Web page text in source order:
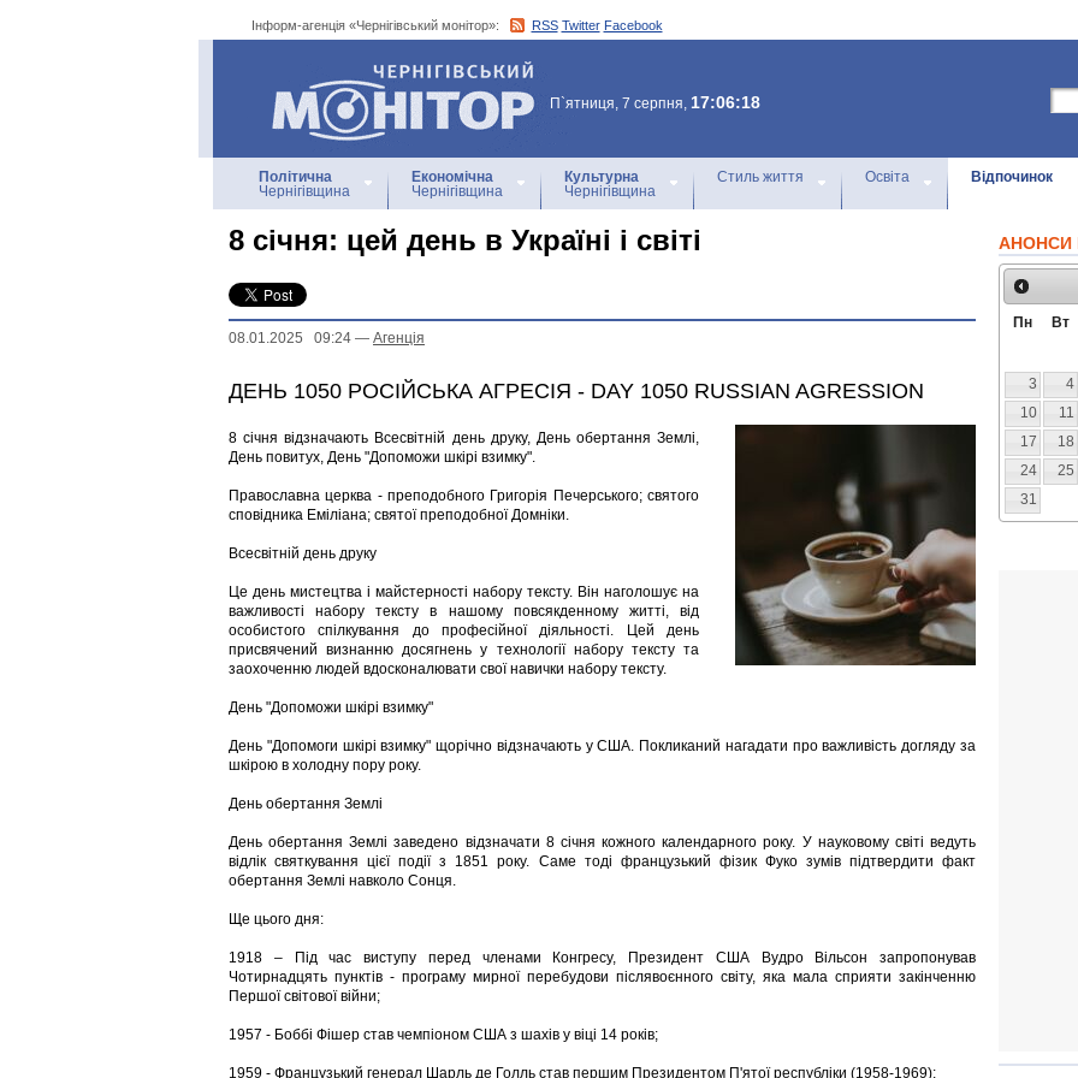
Інформ-агенція «Чернігівський монітор»: RSS Twitter Facebook
Інформ-агенція
«Чернігівський монітор»
П`ятниця, 7 серпня, 17:06:18
Політична
Чернігівщина
Економічна
Чернігівщина
Культурна
Чернігівщина
Стиль життя Освіта Відпочинок
8 січня: цей день в Україні і світі
08.01.2025 09:24 — Агенцiя
ДЕНЬ 1050 РОСІЙСЬКА АГРЕСІЯ - DAY 1050 RUSSIAN AGRESSION
8 січня відзначають Всесвітній день друку, День обертання Землі,
День повитух, День "Допоможи шкірі взимку".
Православна церква - преподобного Григорія Печерського; святого
сповідника Еміліана; святої преподобної Домніки.
Всесвітній день друку
Це день мистецтва і майстерності набору тексту. Він наголошує на
важливості набору тексту в нашому повсякденному житті, від
особистого спілкування до професійної діяльності. Цей день
присвячений визнанню досягнень у технології набору тексту та
заохоченню людей вдосконалювати свої навички набору тексту.
День "Допоможи шкірі взимку"
День "Допомоги шкірі взимку" щорічно відзначають у США. Покликаний нагадати про важливість догляду за
шкірою в холодну пору року.
День обертання Землі
День обертання Землі заведено відзначати 8 січня кожного календарного року. У науковому світі ведуть
відлік святкування цієї події з 1851 року. Саме тоді французький фізик Фуко зумів підтвердити факт
обертання Землі навколо Сонця.
Ще цього дня:
1918 – Під час виступу перед членами Конгресу, Президент США Вудро Вільсон запропонував
Чотирнадцять пунктів - програму мирної перебудови післявоєнного світу, яка мала сприяти закінченню
Першої світової війни;
1957 - Боббі Фішер став чемпіоном США з шахів у віці 14 років;
1959 - Французький генерал Шарль де Голль став першим Президентом П'ятої республіки (1958-1969);
АНОНСИ
Пн Вт
3
4
10
11
17
18
24
25
31